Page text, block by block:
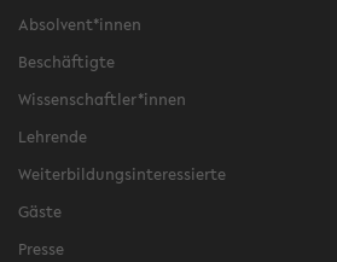
Absolvent*innen
Beschäftigte
Wissenschaftler*innen
Lehrende
Weiterbildungsinteressierte
Gäste
Presse